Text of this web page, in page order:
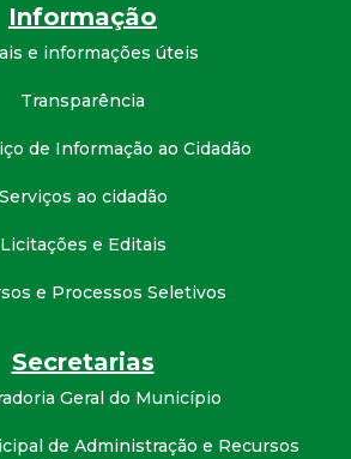
Informação
e informações úteis
Transparência
de Informação ao Cidadão
Serviços ao cidadão
Licitações e Editais
e Processos Seletivos
Secretarias
Geral do Município
de Administração e Recursos